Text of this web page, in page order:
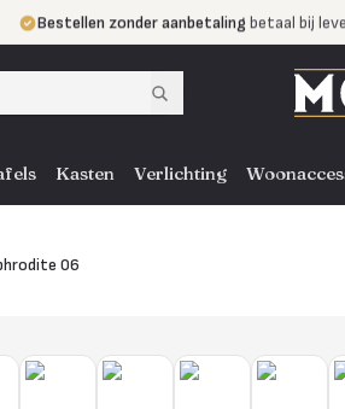
Bestellen zonder aanbetaling betaal bij
Eigen bezorgdienst door heel NL, BE en DE
Kasten Verlichting
06